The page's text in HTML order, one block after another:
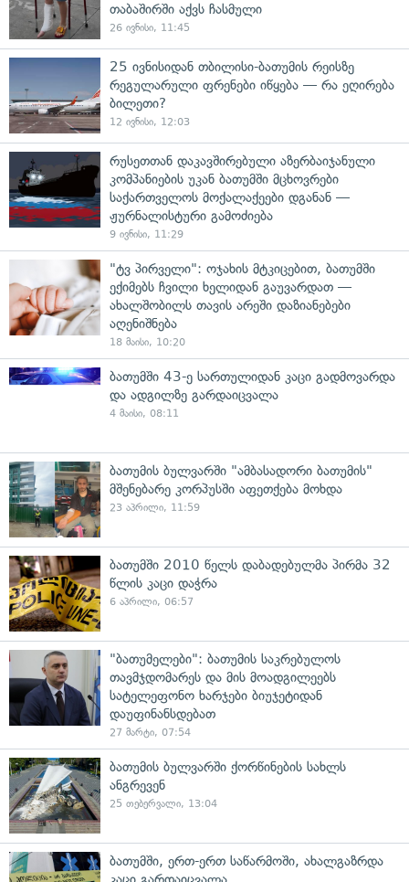
თაბაშირში აქვს ჩასმული
26 ივნისი, 11:45
25 ივნისიდან თბილისი-ბათუმის რეისზე
რეგულარული ფრენები იწყება — რა ეღირება
ბილეთი?
12 ივნისი, 12:03
რუსეთთან დაკავშირებული აზერბაიჯანული
კომპანიების უკან ბათუმში მცხოვრები
საქართველოს მოქალაქეები დგანან —
ჟურნალისტური გამოძიება
9 ივნისი, 11:29
"ტვ პირველი": ოჯახის მტკიცებით, ბათუმში
ექიმებს ჩვილი ხელიდან გაუვარდათ —
ახალშობილს თავის არეში დაზიანებები
აღენიშნება
18 მაისი, 10:20
ბათუმში 43-ე სართულიდან კაცი გადმოვარდა
და ადგილზე გარდაიცვალა
4 მაისი, 08:11
ბათუმის ბულვარში "ამბასადორი ბათუმის"
მშენებარე კორპუსში აფეთქება მოხდა
23 აპრილი, 11:59
ბათუმში 2010 წელს დაბადებულმა პირმა 32
წლის კაცი დაჭრა
6 აპრილი, 06:57
"ბათუმელები": ბათუმის საკრებულოს
თავმჯდომარეს და მის მოადგილეებს
სატელეფონო ხარჯები ბიუჯეტიდან
დაუფინანსდებათ
27 მარტი, 07:54
ბათუმის ბულვარში ქორწინების სახლს
ანგრევენ
25 თებერვალი, 13:04
ბათუმში, ერთ-ერთ საწარმოში, ახალგაზრდა